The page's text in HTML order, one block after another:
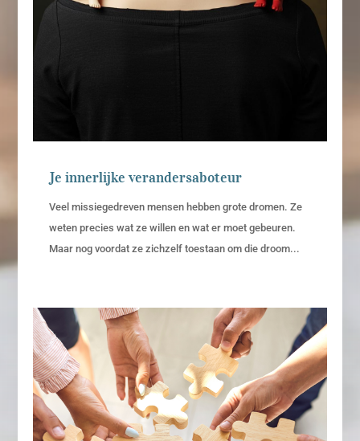
Je innerlijke verandersaboteur
Veel missiegedreven mensen hebben grote dromen. Ze
weten precies wat ze willen en wat er moet gebeuren.
Maar nog voordat ze zichzelf toestaan om die droom...